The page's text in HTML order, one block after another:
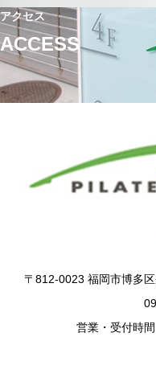
アクセス
ACCESS
〒812-0023 福岡市博多
営業・受付時